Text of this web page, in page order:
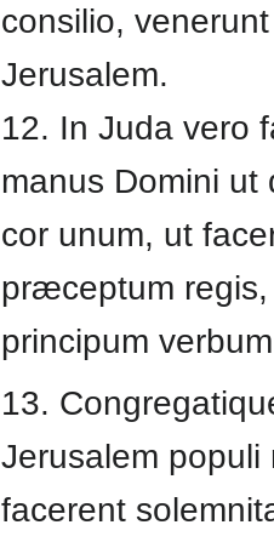
consilio, venerunt
Jerusalem.
12. In Juda vero
manus Domini ut
cor unum, ut
præceptum
principum
13.
Jerusalem populi
facerent